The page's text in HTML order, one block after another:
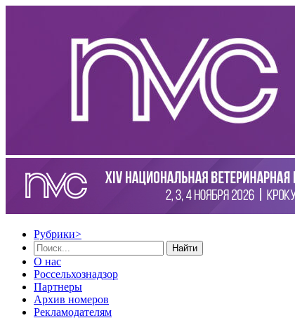
Рубрики>
Найти
О нас
Россельхознадзор
Партнеры
Архив номеров
Рекламодателям